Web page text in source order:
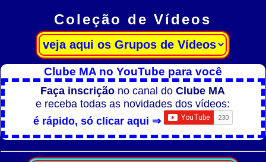
Coleção de Vídeos
Clube MA no YouTube para você
Faça inscrição no canal doClube MA
e receba todas as novidades dos vídeos:
é rápido, só clicar aqui ⇒